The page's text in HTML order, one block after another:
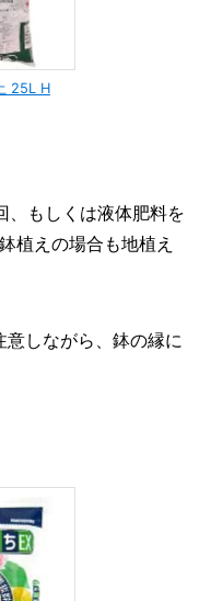
25L H
、もしくは液体肥料を
植えの場合も地植え
しながら、鉢の縁に